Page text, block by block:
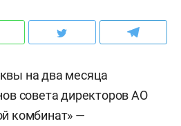
на два месяца
совета директоров АО
комбинат» —